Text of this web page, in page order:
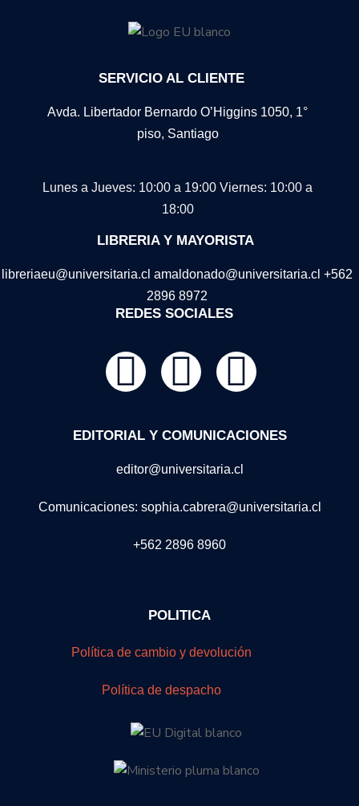
SERVICIO AL CLIENTE
Avda. Libertador Bernardo O’Higgins 1050, 1°
piso, Santiago
Lunes a Jueves: 10:00 a 19:00 Viernes: 10:00 a
18:00
LIBRERIA Y MAYORISTA
libreriaeu@universitaria.cl amaldonado@universitaria.cl +562
2896 8972
REDES SOCIALES
EDITORIAL Y COMUNICACIONES
editor@universitaria.cl
Comunicaciones: sophia.cabrera@universitaria.cl
+562 2896 8960
POLITICA
Política de cambio y devolución
Política de despacho